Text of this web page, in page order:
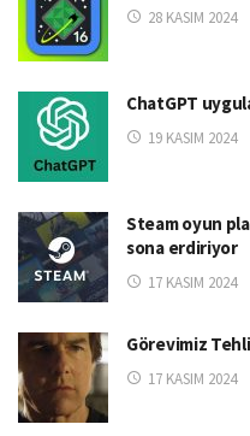
28 KASIM 2024
ChatGPT
19 KASIM 2024
Steam oyun
sona erdiriyor
17 KASIM 2024
Görevimiz
17 KASIM 2024